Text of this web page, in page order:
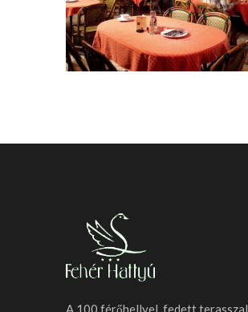
A 100 férőhellyel, fedett terasszal